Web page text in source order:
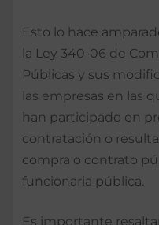
Esto lo hace
la Ley 340-06 de
Públicas y sus
las empresas en las
han participado en
contratación o
compra o contrato
funcionaria pública.
Es importante